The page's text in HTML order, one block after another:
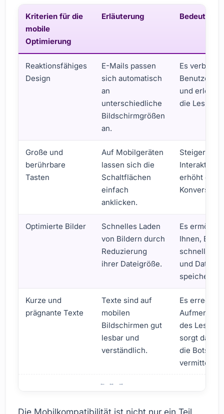
Kriterien für die
mobile
Optimierung
Erläuterung Bedeutung
Reaktionsfähiges
Design
E-Mails passen
sich automatisch
an
unterschiedliche
Bildschirmgrößen
an.
Es
und
die
Große und
berührbare
Tasten
Auf Mobilgeräten
lassen sich die
Schaltflächen
einfach
anklicken.
Steigert die
Interaktion
erhöht die
Optimierte Bilder
Schnelles Laden
von Bildern durch
Reduzierung
ihrer Dateigröße.
Es
Ihnen, E-
schnell zu
und Daten
speichern.
Kurze und
prägnante Texte
Texte sind auf
mobilen
Bildschirmen gut
lesbar und
verständlich.
Es erregt
des Lesers
sorgt dafür,
die
vermittelt
Die Mobilkompatibilität ist nicht nur ein Teil